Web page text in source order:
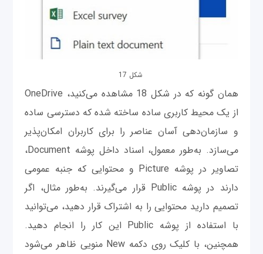
شکل 17
همان‌ گونه که در شکل 18 مشاهده می‌کنید، OneDrive
از یک محیط کاربری ساده ساخته شده که دسترسی ساده
و سازمان‌دهی آسان عناصر را برای کاربران امکان‌پذیر
می‌سازد. به‌طور معمول، اسناد داخل پوشه Document،
تصاویر در پوشه Picture و محتوایی که جنبه عمومی
دارند در پوشه Public قرار می‌گیرند. به‌طور مثال، اگر
تصمیم دارید محتوایی را به اشتراک قرار دهید، می‌توانید
با استفاده از پوشه Public این ‌کار را انجام دهید.
همچنین، با کلیک روی دکمه New منویی ظاهر می‌شود